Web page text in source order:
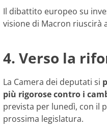
Il dibattito europeo su
visione di Macron riuscirà
4. Verso la
La Camera dei deputati si
più rigorose contro i
prevista per lunedì, con il
prossima legislatura.